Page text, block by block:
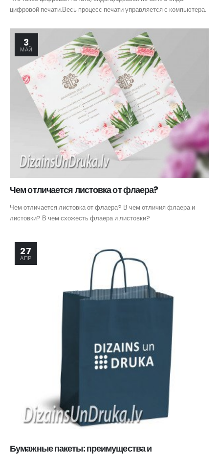
цифровой печати.Весь процесс печати управляется с компьютера.
3
МАЙ
Чем отличается листовка от флаера?
Чем отличается листовка от флаера? В чем отличия флаера и
листовки? В чем схожесть флаера и листовки?
27
АПР
Бумажные пакеты: преимущества и